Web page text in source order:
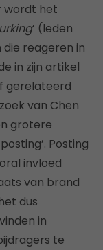
wordt het
’ (leden
die reageren in
in zijn artikel
gerelateerd
van Chen
grotere
Posting
invloed
van brand
dus
in
te